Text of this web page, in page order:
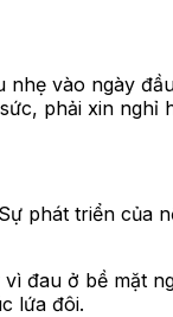
vào ngày
phải xin
phát triển
đau ở bề mặt
lứa đôi.